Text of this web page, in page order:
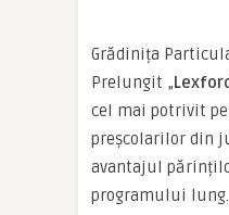
Grădinița
Prelungit „
cel mai potrivit
preșcolarilor din
avantajul
programului lung.